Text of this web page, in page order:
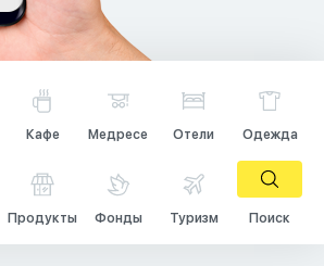
Кафе Медресе Отели Одежда
Продукты Фонды Туризм Поиск